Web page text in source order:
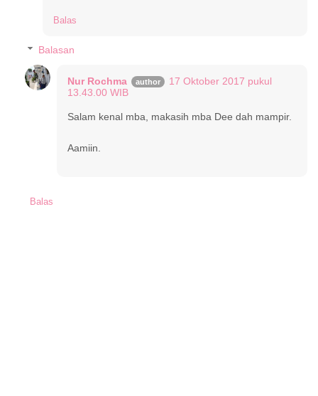
Balas
Balasan
Nur Rochma
17 Oktober 2017 pukul
13.43.00 WIB
Salam kenal mba, makasih mba Dee dah mampir.
Aamiin.
Balas